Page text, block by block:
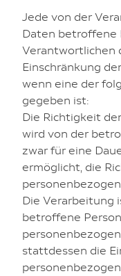
Jede von der
Daten betroffene
Verantwortlichen
Einschränkung
wenn eine der
gegeben ist:
Die Richtigkeit
wird von der
zwar für eine
ermöglicht, die
Die Verarbeitung
betroffene
stattdessen die